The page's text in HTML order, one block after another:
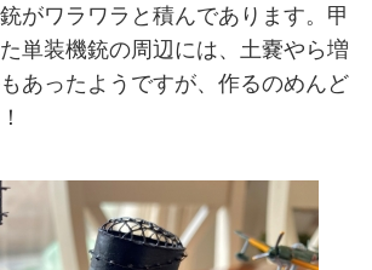
がワラワラと積んであります。甲
単装機銃の周辺には、土嚢やら増
あったようですが、作るのめんど